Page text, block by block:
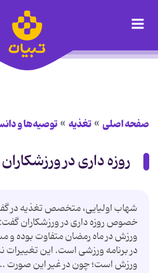
صفحه اصلی تغذیه توصیه‌ها و
روزه داری در
شهاب اولیایی، متخصص تغذیه در
خصوص روزه داری در ورزشکاران گفت:
ورزش در ماه رمضان متفاوت بوده و
در برنامه ورزشی است. این
ورزش است؛ چون در غیر این صورت